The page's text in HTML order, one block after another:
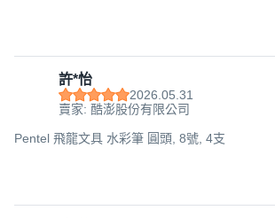
許*怡
2026.05.31
賣家: 酷澎股份有限公司
Pentel 飛龍文具 水彩筆 圓頭, 8號, 4支